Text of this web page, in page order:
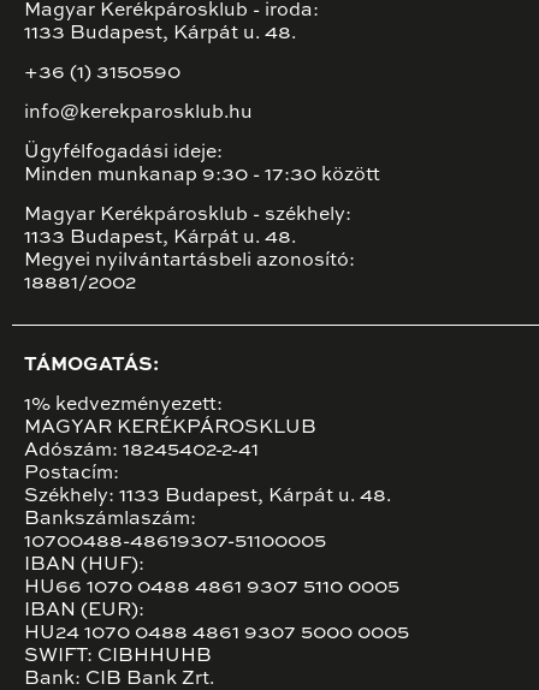
Magyar Kerékpárosklub - iroda:
1133 Budapest, Kárpát u. 48.
+36 (1) 3150590
info@kerekparosklub.hu
Ügyfélfogadási ideje:
Minden munkanap 9:30 - 17:30 között
Magyar Kerékpárosklub - székhely:
1133 Budapest, Kárpát u. 48.
Megyei nyilvántartásbeli azonosító:
18881/2002
TÁMOGATÁS:
1% kedvezményezett:
MAGYAR KERÉKPÁROSKLUB
Adószám: 18245402-2-41
Postacím:
Székhely: 1133 Budapest, Kárpát u. 48.
Bankszámlaszám:
10700488-48619307-51100005
IBAN (HUF):
HU66 1070 0488 4861 9307 5110 0005
IBAN (EUR):
HU24 1070 0488 4861 9307 5000 0005
SWIFT: CIBHHUHB
Bank: CIB Bank Zrt.